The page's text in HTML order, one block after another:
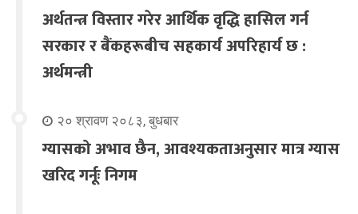
अर्थतन्त्र विस्तार गरेर आर्थिक वृद्धि हासिल गर्न
सरकार र बैंकहरूबीच सहकार्य अपरिहार्य छ :
अर्थमन्त्री
२० श्रावण २०८३, बुधबार
ग्यासको अभाव छैन, आवश्यकताअनुसार मात्र ग्यास
खरिद गर्नूः निगम